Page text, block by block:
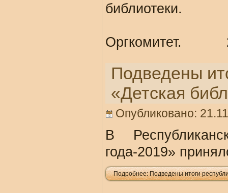
библиотеки.
Оргкомитет.
Подведены
«Детская
Опубликовано:
В
года-2019»
Подробнее: Подведены итоги